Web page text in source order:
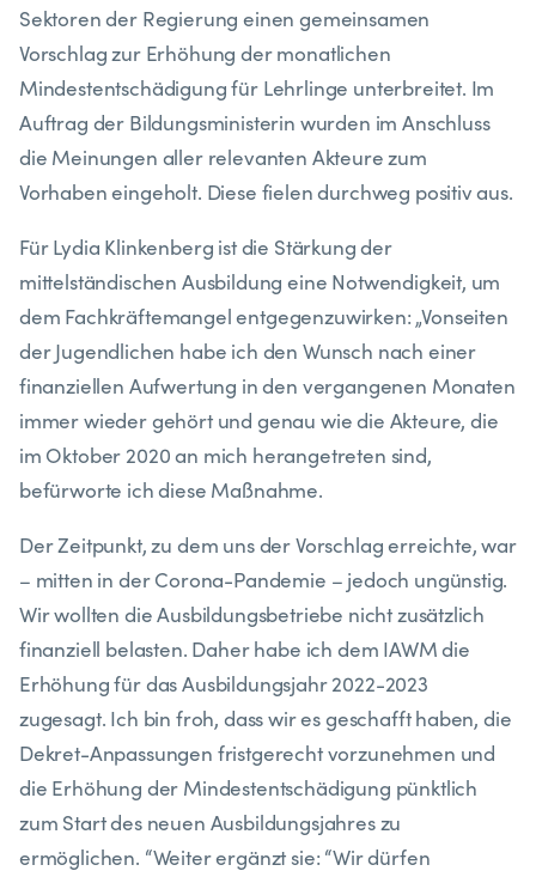
Sektoren der Regierung einen gemeinsamen
Vorschlag zur Erhöhung der monatlichen
Mindestentschädigung für Lehrlinge unterbreitet. Im
Auftrag der Bildungsministerin wurden im Anschluss
die Meinungen aller relevanten Akteure zum
Vorhaben eingeholt. Diese fielen durchweg positiv aus.
Für Lydia Klinkenberg ist die Stärkung der
mittelständischen Ausbildung eine Notwendigkeit, um
dem Fachkräftemangel entgegenzuwirken: „Vonseiten
der Jugendlichen habe ich den Wunsch nach einer
finanziellen Aufwertung in den vergangenen Monaten
immer wieder gehört und genau wie die Akteure, die
im Oktober 2020 an mich herangetreten sind,
befürworte ich diese Maßnahme.
Der Zeitpunkt, zu dem uns der Vorschlag erreichte, war
– mitten in der Corona-Pandemie – jedoch ungünstig.
Wir wollten die Ausbildungsbetriebe nicht zusätzlich
finanziell belasten. Daher habe ich dem IAWM die
Erhöhung für das Ausbildungsjahr 2022-2023
zugesagt. Ich bin froh, dass wir es geschafft haben, die
Dekret-Anpassungen fristgerecht vorzunehmen und
die Erhöhung der Mindestentschädigung pünktlich
zum Start des neuen Ausbildungsjahres zu
ermöglichen. “Weiter ergänzt sie: “Wir dürfen